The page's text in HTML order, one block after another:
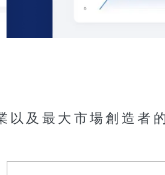
以及最大市場創造者